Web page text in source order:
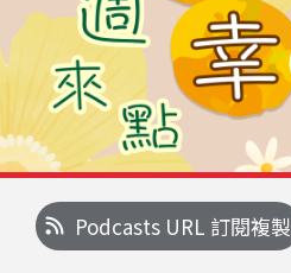
Podcasts URL 訂閱複製